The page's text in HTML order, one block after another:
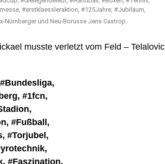
Nürnberger und Neu-Borusse Jens Castrop.
musste verletzt vom Feld – Telalovic